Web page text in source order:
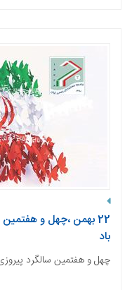
22 بهمن ،چهل و
باد
چهل و هفتمین سالگرد